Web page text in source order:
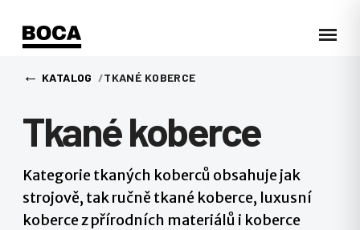
← KATALOG TKANÉ KOBERCE
Tkané koberce
Kategorie tkaných koberců obsahuje jak
strojově, tak ručně tkané koberce, luxusní
koberce z přírodních materiálů i koberce